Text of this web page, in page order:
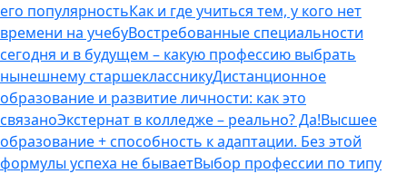
его популярностьКак и где учиться тем, у кого нет
времени на учебуВостребованные специальности
сегодня и в будущем – какую профессию выбрать
нынешнему старшеклассникуДистанционное
образование и развитие личности: как это
связаноЭкстернат в колледже – реально? Да!Высшее
образование + способность к адаптации. Без этой
формулы успеха не бываетВыбор профессии по типу